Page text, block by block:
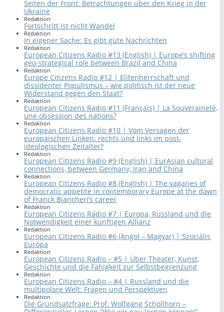
Seiten der Front: Betrachtungen über den Krieg in der
Ukraine
Redaktion
Fortschritt ist nicht Wandel
Redaktion
In eigener Sache: Es gibt gute Nachrichten
Redaktion
European Citizens Radio #13 (English) | Europe’s shifting
geo-strategical role between Brazil and China
Redaktion
Europe Citizens Radio #12 | Elitenherrschaft und
dissidenter Populismus – wie politisch ist der neue
Widerstand gegen den Staat?
Redaktion
European Citizens Radio #11 (Français) | La Souveraineté,
une obsession des nations?
Redaktion
European Citizens Radio #10 | Vom Versagen der
europäischen Linken: rechts und links im post-
ideologischen Zeitalter?
Redaktion
European Citizens Radio #9 (English) | EurAsian cultural
connections, between Germany, Iran and China
Redaktion
European Citizens Radio #8 (English) | The vagaries of
democratic appetite in contemporary Europe at the dawn
of Franck Biancheri’s career
Redaktion
European Citizens Radio #7 | Europa, Russland und die
Notwendigkeit einer künftigen Allianz
Redaktion
European Citizens Radio #6 (Angol – Magyar) | Szociális
Európa
Redaktion
European Citizens Radio – #5 | Über Theater, Kunst,
Geschichte und die Fähigkeit zur Selbstbegrenzung
Redaktion
European Citizens Radio – #4 | Russland und die
multipolare Welt: Fragen und Perspektiven
Redaktion
Die Grundsatzfrage: Prof. Wolfgang Schöllhorn –